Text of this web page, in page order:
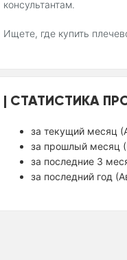
консультантам.
Ищете, где купить
СТАТИСТИКА
за текущий месяц
за прошлый месяц
за последние 3
за последний год